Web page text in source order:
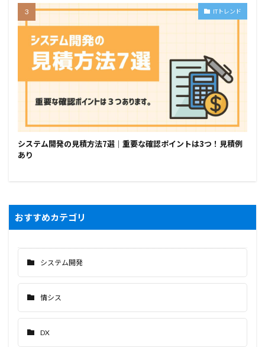
ITトレンド
システム開発の見積方法7選｜重要な確認ポイントは3つ！見積例
あり
おすすめカテゴリ
システム開発
情シス
DX